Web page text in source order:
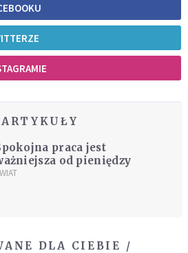
praca jest
od pieniędzy
DLA CIEBIE /